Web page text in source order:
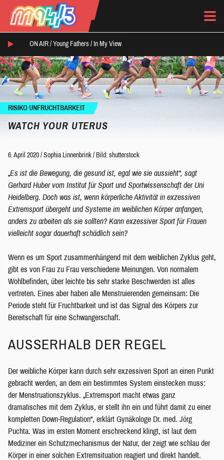
ON AIR / Young Fathers / In My View
RISIKO UNFRUCHTBARKEIT
WATCH YOUR UTERUS
6. April 2020 / Sophia Linnenbrink / Bild: shutterstock
„Es ist die Bewegung, die gesund ist, egal wie sie aussieht“, sagt
Gerhard Huber vom Institut für Sport und Sportwissenschaft der Uni
Heidelberg. Doch was ist, wenn körperliche Aktivität in exzessiven
Extremsport übergeht und Systeme im weiblichen Körper anfangen,
anders zu arbeiten als sie sollten? Kann exzessiver Sport für Frauen
vielleicht sogar dauerhaft schädlich sein?
Wenn es um Sport zusammenhängend mit dem weiblichen Zyklus geht,
gibt es von Frau zu Frau verschiedene Meinungen. Von normalem
Wohlbefinden, über leichte bis sehr starke Beschwerden ist alles
vertreten. Eines aber haben alle Menstruierenden gemeinsam: Die
Periode steht für Fruchtbarkeit und ist das Signal des Körpers zur
Bereitschaft für eine Schwangerschaft.
AUSSERHALB DER REGEL
Der weibliche Körper kann durch sehr exzessiven Sport an einen Punkt
gebracht werden, an dem ein bestimmtes System einstecken muss:
der Menstruationszyklus. „Extremsport macht etwas ganz
dramatisches mit dem Zyklus, er stellt ihn ein und führt damit zu einer
kompletten Down-Regulation“, erklärt Gynäkologe Dr. med. Jörg
Puchta. Was im ersten Moment erschreckend klingt, ist laut dem
Mediziner ein Schutzmechanismus der Natur, der zeigt wie schlau der
Körper in einer solchen Extremsituation reagiert und direkt handelt.